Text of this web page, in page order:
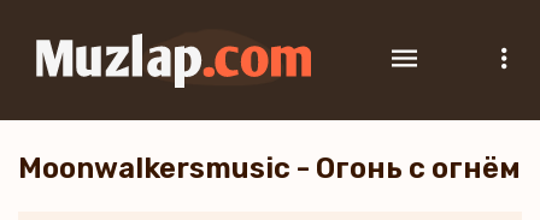
Moonwalkersmusic - Огонь с огнём